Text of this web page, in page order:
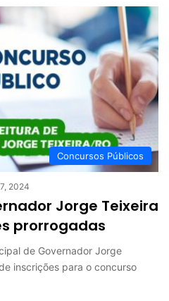
Concursos Públicos
2024
Jorge Teixeira
prorrogadas
de Governador Jorge
inscrições para o concurso